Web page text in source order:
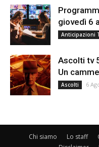
giovedì 6
Anticipazioni
Ascolti tv
Un
Ascolti 6
Chi siamo Lo staff